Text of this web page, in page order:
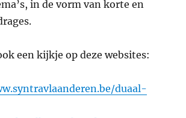
in de vorm van korte en
een kijkje op deze websites:
duaal-